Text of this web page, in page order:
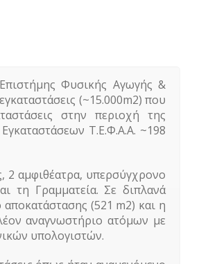
Φυσικής Αγωγής &
(~15.000m2) που
στην περιοχή της
Τ.Ε.Φ.Α.Α. ~198
2 αμφιθέατρα, υπερσύγχρονο
τη Γραμματεία. Σε διπλανά
αποκατάστασης (521 m2) και η
αναγνωστήριο ατόμων με
υπολογιστών.